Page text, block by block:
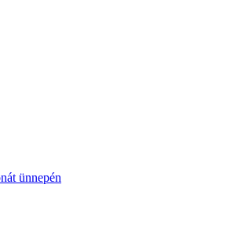
ünnepén